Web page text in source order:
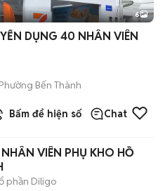
+2
6
DỤNG 40 NHÂN VIÊN
Phường Bến Thành
bán
Bấm để hiện số Chat
NHÂN VIÊN PHỤ KHO HỒ
phần Diligo